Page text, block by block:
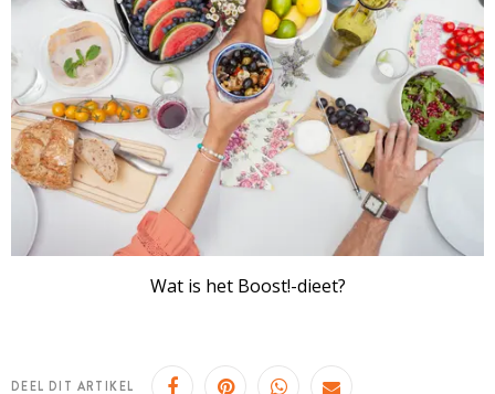
Wat is het Boost!-dieet?
DEEL DIT ARTIKEL